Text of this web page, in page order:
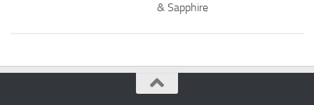
& Sapphire